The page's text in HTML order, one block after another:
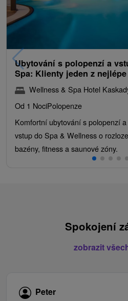
Ubytování s polopenzí a
Spa: Klienty jeden z
Wellness & Spa Hotel
Od 1 NociPolopenze
Komfortní ubytování s polopenzí
vstup do Spa & Wellness o
bazény, fitness a saunové zóny.
Spokojení
zobrazit
Peter